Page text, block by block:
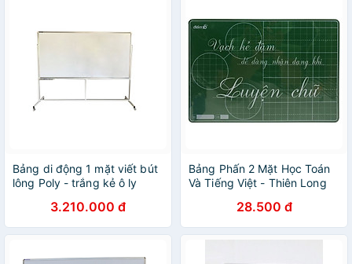
Bảng di động 1 mặt viết bút
lông Poly - trắng kẻ ô ly
3.210.000 đ
Bảng Phấn 2 Mặt Học Toán
Và Tiếng Việt - Thiên Long
(Theo Chương Trình Chân
Trời Sáng Tạo)
28.500 đ